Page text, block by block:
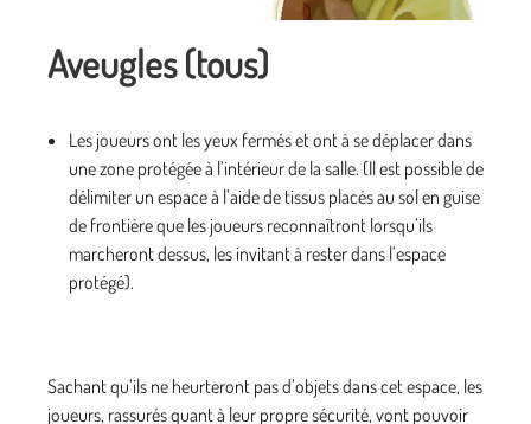
Aveugles (tous)
Les joueurs ont les yeux fermés et ont à se déplacer dans
une zone protégée à l’intérieur de la salle. (Il est possible de
délimiter un espace à l’aide de tissus placés au sol en guise
de frontière que les joueurs reconnaîtront lorsqu’ils
marcheront dessus, les invitant à rester dans l’espace
protégé).
Sachant qu’ils ne heurteront pas d’objets dans cet espace, les
joueurs, rassurés quant à leur propre sécurité, vont pouvoir